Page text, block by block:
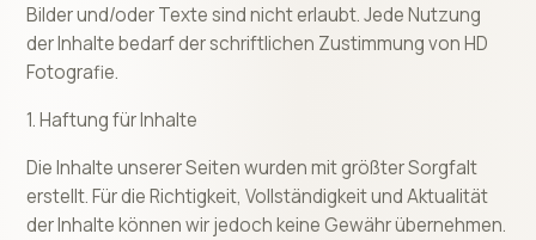
Bilder und/oder Texte sind nicht erlaubt. Jede Nutzung
der Inhalte bedarf der schriftlichen Zustimmung von HD
Fotografie.
1. Haftung für Inhalte
Die Inhalte unserer Seiten wurden mit größter Sorgfalt
erstellt. Für die Richtigkeit, Vollständigkeit und Aktualität
der Inhalte können wir jedoch keine Gewähr übernehmen.